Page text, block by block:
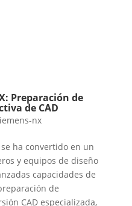
Preparación de
de CAD
nx
ha convertido en un
y equipos de diseño
capacidades de
de
CAD especializada,